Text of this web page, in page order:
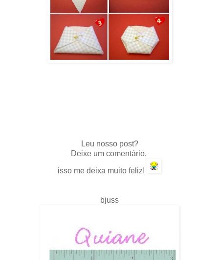
Leu nosso post?
Deixe um comentário,
isso me deixa muito feliz!
bjuss